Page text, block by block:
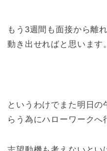
もう3週間も面接から離
動き出せればと思います。
というわけでまた明日の
らう為にハローワークへ